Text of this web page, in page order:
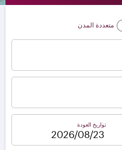
متعددة المدن
تواريخ العودة